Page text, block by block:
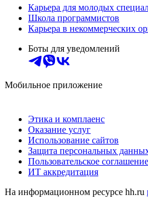
Карьера для молодых
Школа программистов
Карьера в некоммерческих
Боты для уведомлений
Мобильное приложение
Этика и комплаенс
Оказание услуг
Использование сайтов
Защита персональных
Пользовательское соглашение
ИТ аккредитация
На информационном ресурсе hh.ru